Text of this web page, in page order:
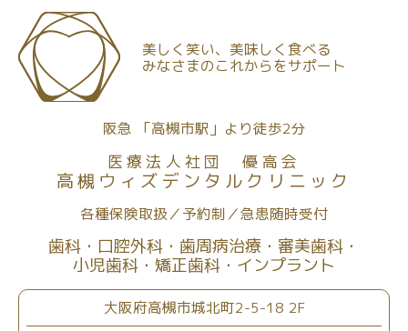
美しく笑い、美味しく食べる
みなさまのこれからをサポート
阪急 「高槻市駅」より徒歩2分
医療法人社団 優高会
高槻ウィズデンタルクリニック
各種保険取扱 予約制 急患随時受付
歯科 口腔外科 歯周病治療
審美歯科
小児歯科
矯正歯科 インプラント
大阪府高槻市城北町2-5-18 2F